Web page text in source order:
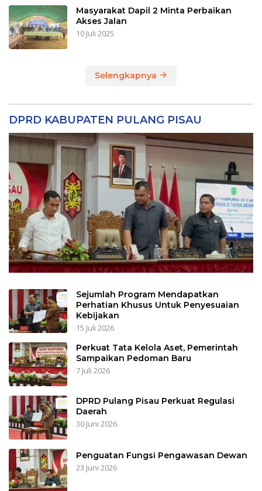
Masyarakat Dapil 2 Minta Perbaikan
Akses Jalan
10 Juli 2025
Selengkapnya
DPRD KABUPATEN PULANG PISAU
Sejumlah Program Mendapatkan
Perhatian Khusus Untuk Penyesuaian
Kebijakan
15 Juli 2026
Perkuat Tata Kelola Aset, Pemerintah
Sampaikan Pedoman Baru
7 Juli 2026
DPRD Pulang Pisau Perkuat Regulasi
Daerah
30 Juni 2026
Penguatan Fungsi Pengawasan Dewan
23 Juni 2026